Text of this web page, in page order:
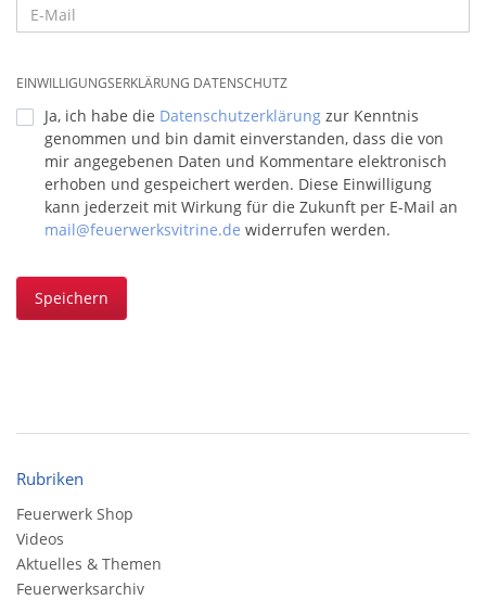
EINWILLIGUNGSERKLÄRUNG DATENSCHUTZ
Ja, ich habe die Datenschutzerklärung zur Kenntnis
genommen und bin damit einverstanden, dass die von
mir angegebenen Daten und Kommentare elektronisch
erhoben und gespeichert werden. Diese Einwilligung
kann jederzeit mit Wirkung für die Zukunft per E-Mail an
mail@feuerwerksvitrine.de widerrufen werden.
Speichern
Rubriken
Feuerwerk Shop
Videos
Aktuelles & Themen
Feuerwerksarchiv